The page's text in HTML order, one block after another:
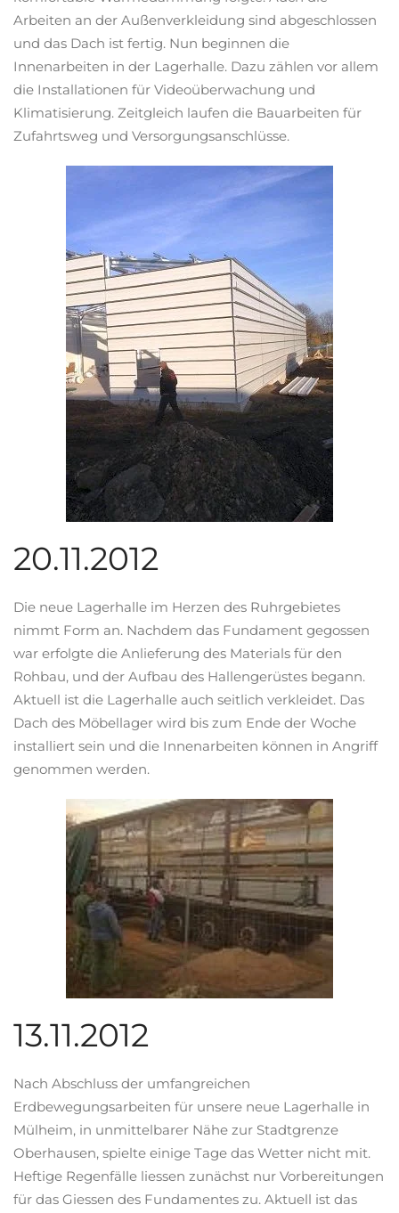
Arbeiten an der Außenverkleidung sind abgeschlossen
und das Dach ist fertig. Nun beginnen die
Innenarbeiten in der Lagerhalle. Dazu zählen vor allem
die Installationen für Videoüberwachung und
Klimatisierung. Zeitgleich laufen die Bauarbeiten für
Zufahrtsweg und Versorgungsanschlüsse.
20.11.2012
Die neue Lagerhalle im Herzen des Ruhrgebietes
nimmt Form an. Nachdem das Fundament gegossen
war erfolgte die Anlieferung des Materials für den
Rohbau, und der Aufbau des Hallengerüstes begann.
Aktuell ist die Lagerhalle auch seitlich verkleidet. Das
Dach des Möbellager wird bis zum Ende der Woche
installiert sein und die Innenarbeiten können in Angriff
genommen werden.
13.11.2012
Nach Abschluss der umfangreichen
Erdbewegungsarbeiten für unsere neue Lagerhalle in
Mülheim, in unmittelbarer Nähe zur Stadtgrenze
Oberhausen, spielte einige Tage das Wetter nicht mit.
Heftige Regenfälle liessen zunächst nur Vorbereitungen
für das Giessen des Fundamentes zu. Aktuell ist das